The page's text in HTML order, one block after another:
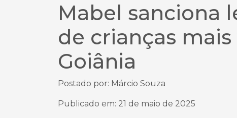
Mabel sanciona
de crianças
Goiânia
Postado por: Márcio Souza
Publicado em: 21 de maio de 2025